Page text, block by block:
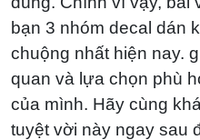
bạn 3 nhóm decal dán
chuộng nhất hiện nay.
quan và lựa chọn phù
của mình. Hãy cùng
tuyệt vời này ngay sau